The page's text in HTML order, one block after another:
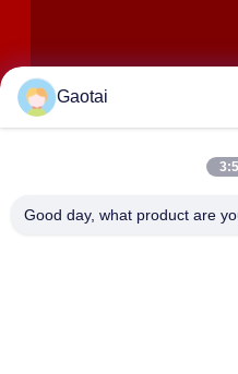
Gaotai
Good day, what product are